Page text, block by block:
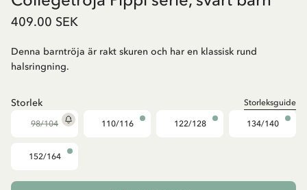
409.00 SEK
Denna barntröja är rakt skuren och har en klassisk rund
halsringning.
Storlek Storleksguide
98/104 110/116 122/128 134/140
152/164